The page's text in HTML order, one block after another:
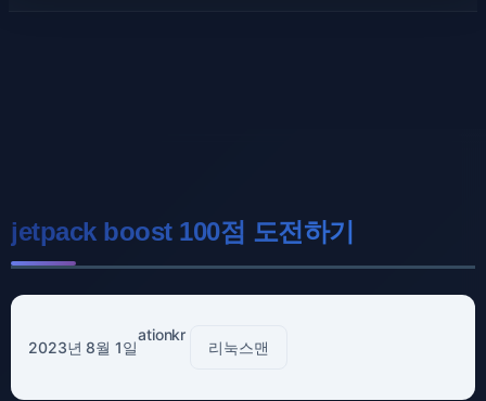
jetpack boost 100점 도전하기
2023년 8월 1일
ationkr
리눅스맨